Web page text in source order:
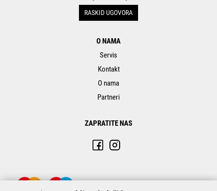
RASKID UGOVORA
O NAMA
Servis
Kontakt
O nama
Partneri
ZAPRATITE NAS